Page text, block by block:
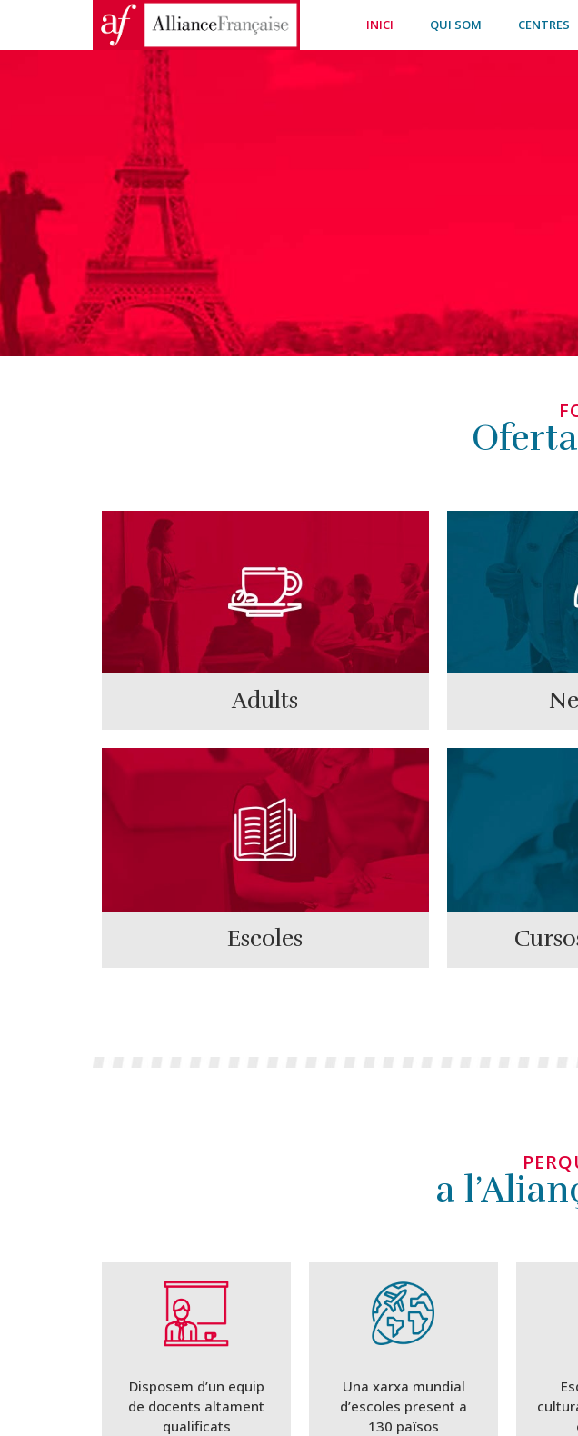
INICI QUI SOM CENTRES
NOUS CURSOS
Adults
Escoles
a
Disposem d’un equip
de docents altament
qualificats
Una xarxa mundial
d’escoles present a
130 països